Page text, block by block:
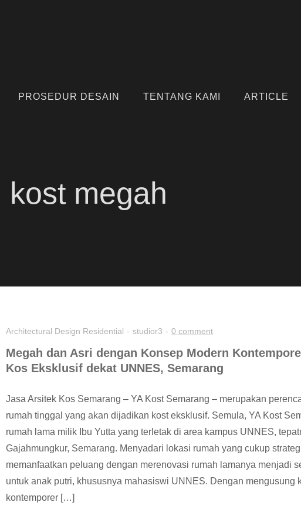
PROSEDUR DESAIN TENTANG KAMI ARTICLE
kost megah
Architectural Design Residential studior3 0 comment
Megah dan Asri dengan Konsep Modern
Kos Eksklusif dekat UNNES, Semarang
Jasa Arsitek Kos Semarang – YA Kost Semarang – merupakan
rumah tinggal yang akan dijadikan kost eksklusif. Semula, YA Kost
rumah lama milik Ibu Yutta yang terletak di area kampus UNNES,
Gajahmungkur, Semarang. Menyadari lokasi rumah yang cukup
memanfaatkan peluang dengan merenovasi rumah lamanya menjadi
untuk anak putri, khususnya mahasiswi UNNES. Dengan mengusung
kontemporer […]